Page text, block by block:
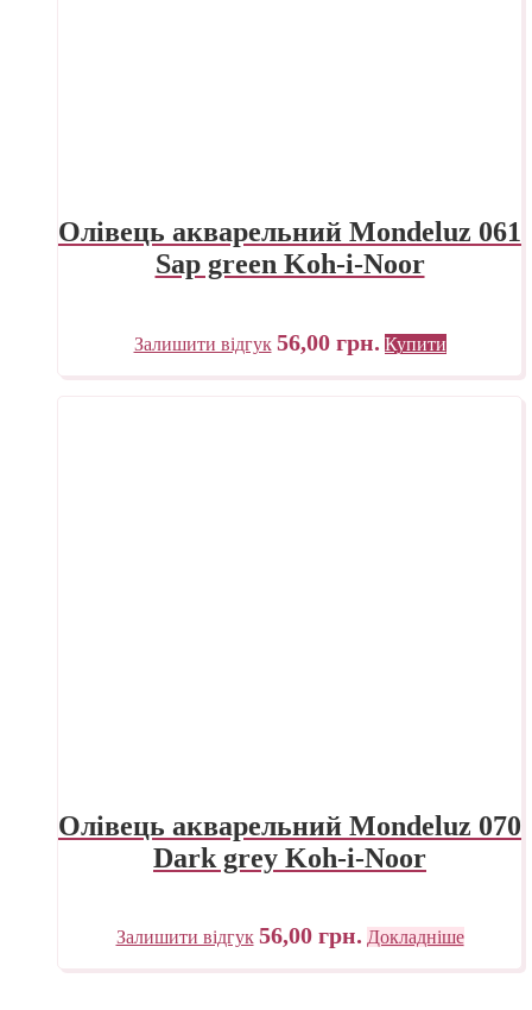
Олівець акварельний Mondeluz 061
Sap green Koh-i-Noor
Залишити відгук 56,00 грн. Купити
Олівець акварельний Mondeluz 070
Dark grey Koh-i-Noor
Залишити відгук 56,00 грн. Докладніше